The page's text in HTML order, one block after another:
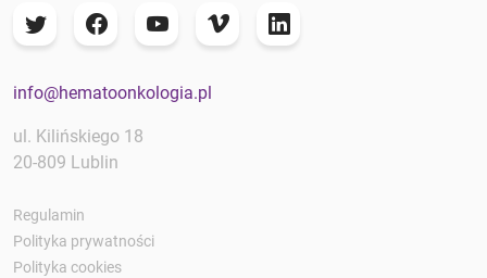
info@hematoonkologia.pl
ul. Kilińskiego 18
20-809 Lublin
Regulamin
Polityka prywatności
Polityka cookies